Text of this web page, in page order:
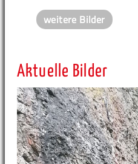
weitere Bilder
Aktuelle Bilder